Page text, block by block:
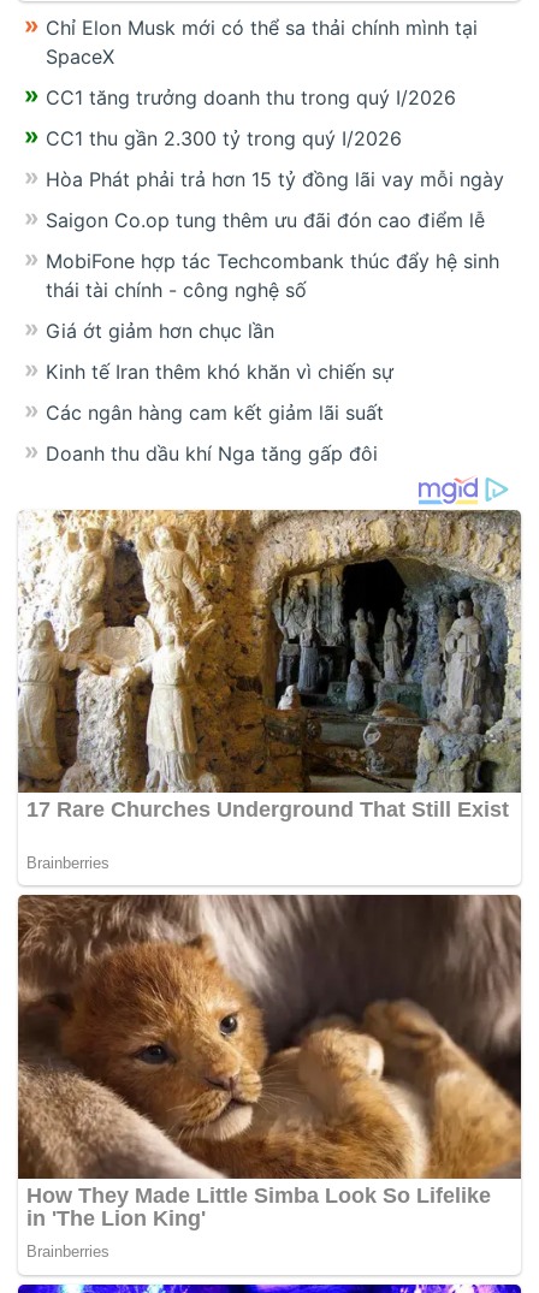
Chỉ Elon Musk mới có thể sa thải chính mình tại
SpaceX
CC1 tăng trưởng doanh thu trong quý I/2026
CC1 thu gần 2.300 tỷ trong quý I/2026
Hòa Phát phải trả hơn 15 tỷ đồng lãi vay mỗi ngày
Saigon Co.op tung thêm ưu đãi đón cao điểm lễ
MobiFone hợp tác Techcombank thúc đẩy hệ sinh
thái tài chính - công nghệ số
Giá ớt giảm hơn chục lần
Kinh tế Iran thêm khó khăn vì chiến sự
Các ngân hàng cam kết giảm lãi suất
Doanh thu dầu khí Nga tăng gấp đôi